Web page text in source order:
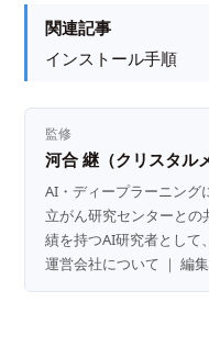
関連記事
インストール手順
監修
河合 継（クリスタル
AI・ディープラーニング
立がん研究センターと
績を持つAI研究者として
運営会社について ｜編